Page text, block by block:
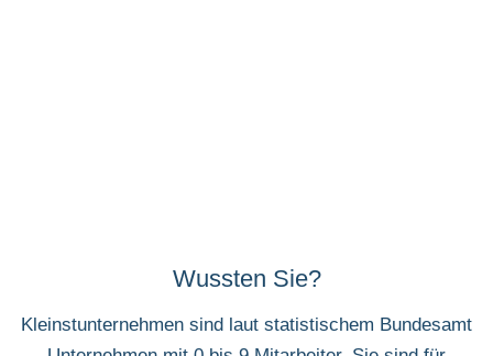
Wussten Sie?
Kleinstunternehmen sind laut statistischem Bundesamt